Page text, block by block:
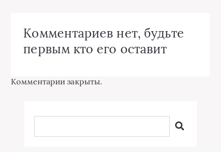
Комментариев нет, будьте
первым кто его оставит
Комментарии закрыты.